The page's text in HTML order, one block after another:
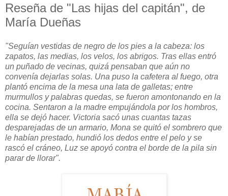
Reseña de "Las hijas del capitán", de
María Dueñas
"Seguían vestidas de negro de los pies a la cabeza: los
zapatos, las medias, los velos, los abrigos. Tras ellas entró
un puñado de vecinas, quizá pensaban que aún no
convenía dejarlas solas. Una puso la cafetera al fuego, otra
plantó encima de la mesa una lata de galletas; entre
murmullos y palabras quedas, se fueron amontonando en la
cocina. Sentaron a la madre empujándola por los hombros,
ella se dejó hacer. Victoria sacó unas cuantas tazas
desparejadas de un armario, Mona se quitó el sombrero que
le habían prestado, hundió los dedos entre el pelo y se
rascó el cráneo, Luz se apoyó contra el borde de la pila sin
parar de llorar".